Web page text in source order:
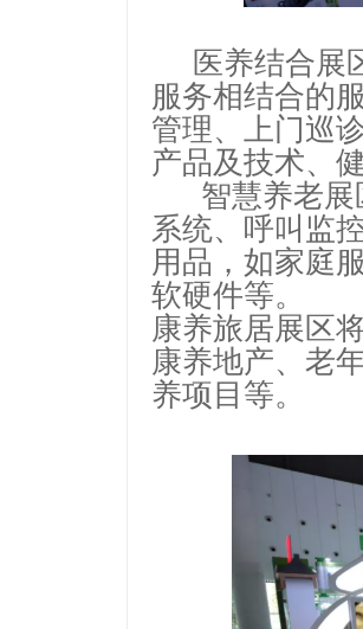
医养结合展
服务相结合的
管理、上门巡
产品及技术、
智慧养老展
系统、呼叫监
用品，如家庭
软硬件等。
康养旅居展区
康养地产、老
养项目等。